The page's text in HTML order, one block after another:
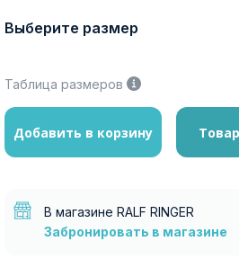
Выберите размер
Таблица размеров
Добавить в корзину
В магазине RALF RINGER
Забронировать в магазине